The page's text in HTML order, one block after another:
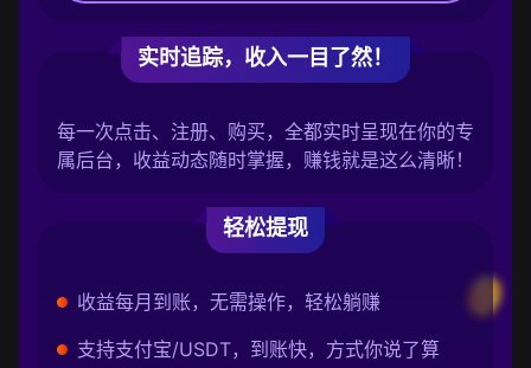
实时追踪，收入一目了然！
每一次点击、注册、购买，全都实时呈现在你的专
属后台，收益动态随时掌握，赚钱就是这么清晰！
轻松提现
收益每月到账，无需操作，轻松躺赚
支持支付宝/USDT，到账快，方式你说了算